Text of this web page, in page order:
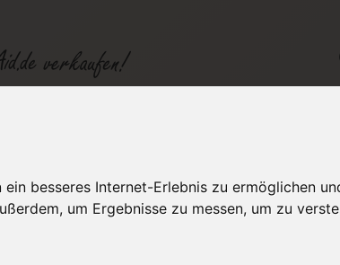
besseres Internet-Erlebnis zu ermöglichen
um Ergebnisse zu messen, um zu
Studiengänge / Lehrgänge